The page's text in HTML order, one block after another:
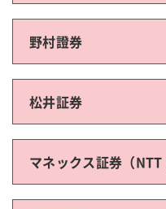
野村證券
松井証券
マネックス証券（NTT